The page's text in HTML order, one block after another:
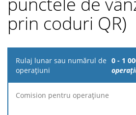
prin coduri QR)
Rulaj
lunar sau
operațiuni
0 - 1